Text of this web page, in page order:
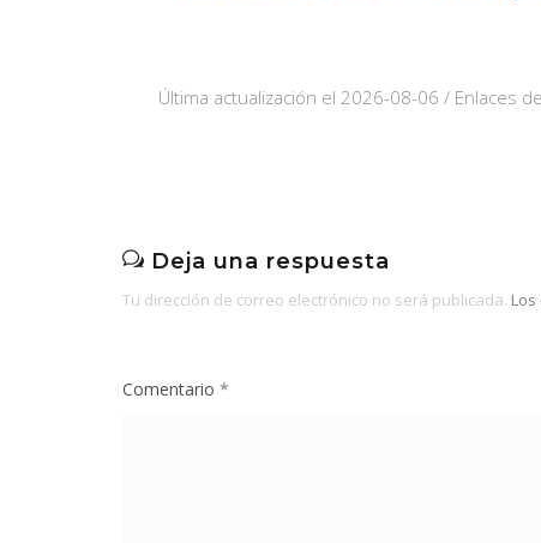
Última actualización el 2026-08-06 / Enlaces
Deja una respuesta
Tu dirección de correo electrónico no será publicada.
Comentario *